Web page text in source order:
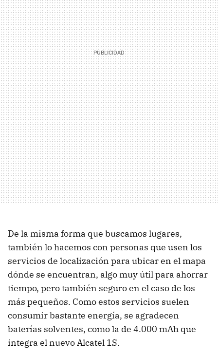
De la misma forma que buscamos lugares,
también lo hacemos con personas que usen los
servicios de localización para ubicar en el mapa
dónde se encuentran, algo muy útil para ahorrar
tiempo, pero también seguro en el caso de los
más pequeños. Como estos servicios suelen
consumir bastante energía, se agradecen
baterías solventes, como la de 4.000 mAh que
integra el nuevo Alcatel 1S.